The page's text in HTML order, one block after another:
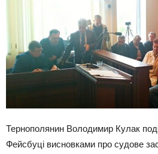
Тернополянин Володимир Кулак
Фейсбуці висновками про судове